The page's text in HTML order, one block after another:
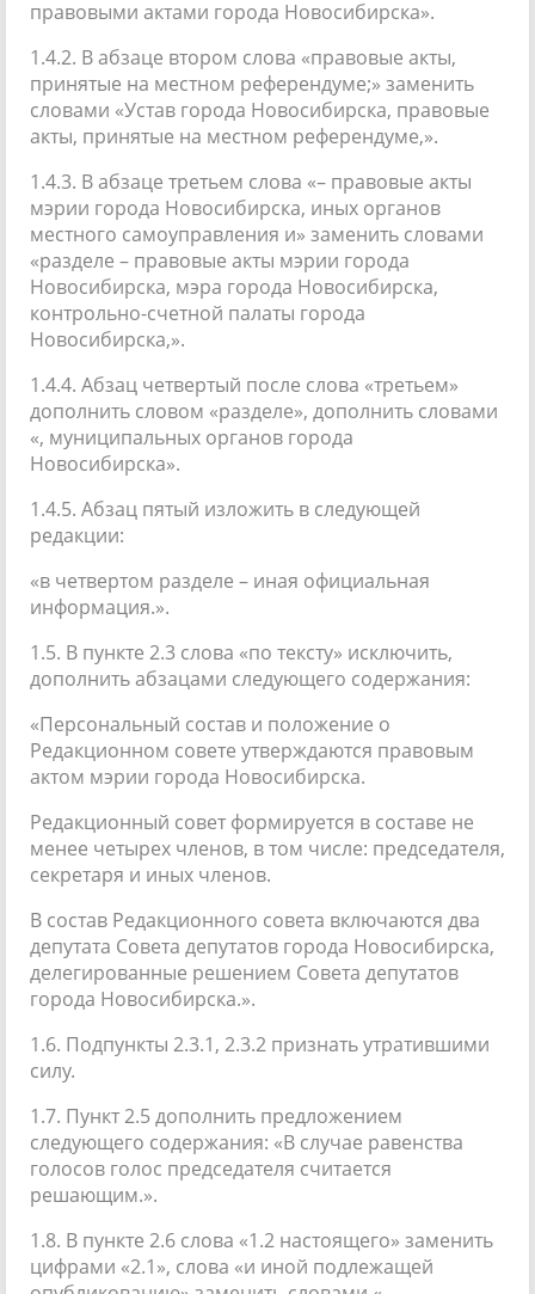
правовыми актами города Новосибирска».
1.4.2. В абзаце втором слова «правовые акты,
принятые на местном референдуме;» заменить
словами «Устав города Новосибирска, правовые
акты, принятые на местном референдуме,».
1.4.3. В абзаце третьем слова «– правовые акты
мэрии города Новосибирска, иных органов
местного самоуправления и» заменить словами
«разделе – правовые акты мэрии города
Новосибирска, мэра города Новосибирска,
контрольно-счетной палаты города
Новосибирска,».
1.4.4. Абзац четвертый после слова «третьем»
дополнить словом «разделе», дополнить словами
«, муниципальных органов города
Новосибирска».
1.4.5. Абзац пятый изложить в следующей
редакции:
«в четвертом разделе – иная официальная
информация.».
1.5. В пункте 2.3 слова «по тексту» исключить,
дополнить абзацами следующего содержания:
«Персональный состав и положение о
Редакционном совете утверждаются правовым
актом мэрии города Новосибирска.
Редакционный совет формируется в составе не
менее четырех членов, в том числе: председателя,
секретаря и иных членов.
В состав Редакционного совета включаются два
депутата Совета депутатов города Новосибирска,
делегированные решением Совета депутатов
города Новосибирска.».
1.6. Подпункты 2.3.1, 2.3.2 признать утратившими
силу.
1.7. Пункт 2.5 дополнить предложением
следующего содержания: «В случае равенства
голосов голос председателя считается
решающим.».
1.8. В пункте 2.6 слова «1.2 настоящего» заменить
цифрами «2.1», слова «и иной подлежащей